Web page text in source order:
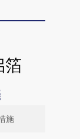
箔
施